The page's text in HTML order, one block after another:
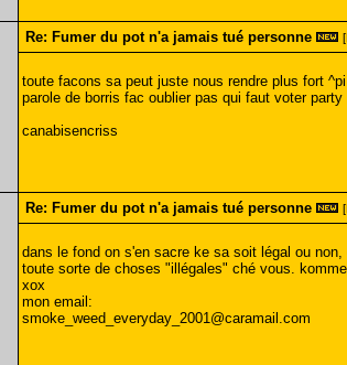
Re: Fumer du pot n'a jamais tué personne
toute facons sa peut juste nous rendre plus fort
parole de borris fac oublier pas qui faut voter party
canabisencriss
Re: Fumer du pot n'a jamais tué personne
dans le fond on s'en sacre ke sa soit légal ou
toute sorte de choses "illégales" ché vous.
xox
mon email:
smoke_weed_everyday_2001@caramail.com